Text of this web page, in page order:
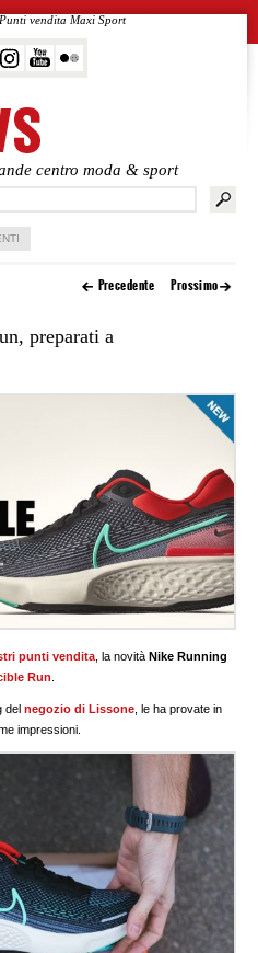
centro moda & sport
Punti vendita Maxi Sport
Precedente Prossimo
preparati a
punti vendita , la novitàNike Running
Run
delnegozio di Lissone , le ha provate in
impressioni.